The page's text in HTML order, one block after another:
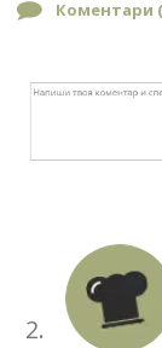
Коментари (
2.